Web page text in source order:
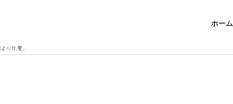
り出船。
ホーム